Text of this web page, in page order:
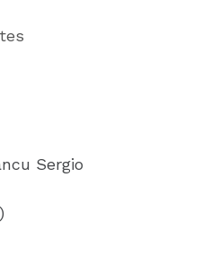
Sergio